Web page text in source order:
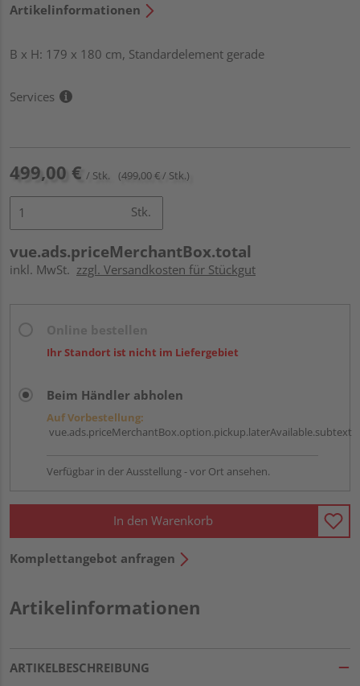
Artikelinformationen
B x H: 179 x 180 cm, Standardelement gerade
Services
499,00 € / Stk. (499,00 € / Stk.)
Stk.
vue.ads.priceMerchantBox.total
inkl. MwSt. zzgl. Versandkosten für Stückgut
Ihr Standort ist nicht im Liefergebiet
Beim Händler abholen
Auf Vorbestellung:
vue.ads.priceMerchantBox.option.pickup.laterAvailable.subtext
Verfügbar in der Ausstellung - vor Ort ansehen.
In den Warenkorb
Komplettangebot anfragen
Artikelinformationen
ARTIKELBESCHREIBUNG